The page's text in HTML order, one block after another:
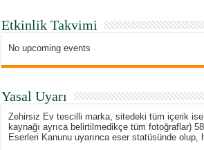
Etkinlik Takvimi
No upcoming events
Yasal Uyarı
Zehirsiz Ev tescilli marka, sitedeki tüm içerik
kaynağı ayrıca belirtilmedikçe tüm fotoğraflar)
Eserleri Kanunu uyarınca eser statüsünde olup,